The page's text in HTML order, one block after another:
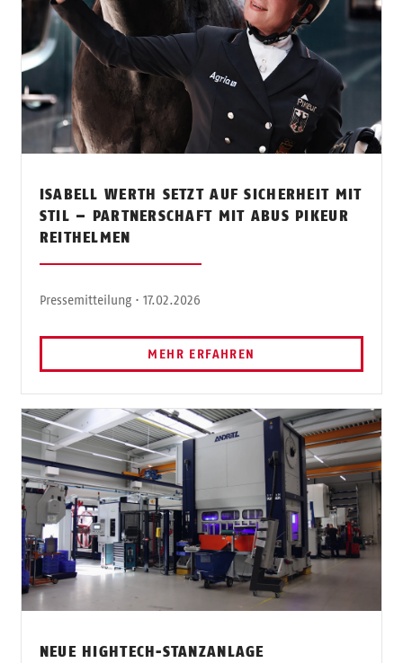
ISABELL WERTH SETZT AUF SICHERHEIT MIT
STIL – PARTNERSCHAFT MIT ABUS PIKEUR
REITHELMEN
Pressemitteilung · 17.02.2026
MEHR ERFAHREN
NEUE HIGHTECH-STANZANLAGE